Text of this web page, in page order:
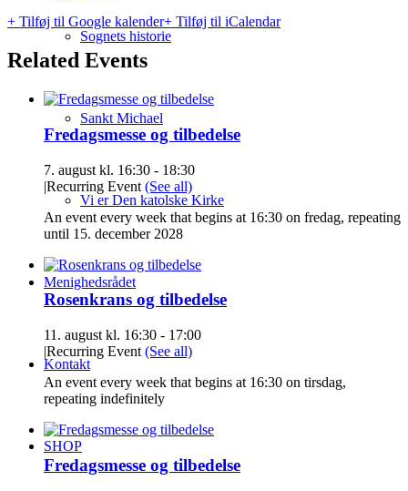
Sognets historie
Sankt Michael
Vi er Den katolske Kirke
Menighedsrådet
Kontakt
SHOP
+ Tilføj til Google kalender+ Tilføj til iCalendar
Related Events
Fredagsmesse og tilbedelse
7. august kl. 16:30 - 18:30
|Recurring Event (See all)
An event every week that begins at 16:30 on fredag, repeating
until 15. december 2028
Rosenkrans og tilbedelse
11. august kl. 16:30 - 17:00
|Recurring Event (See all)
An event every week that begins at 16:30 on tirsdag,
repeating indefinitely
Fredagsmesse og tilbedelse